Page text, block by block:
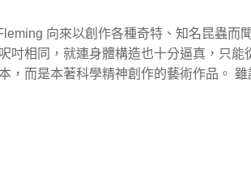
向來以創作各種奇特、知名昆蟲而
吋相同，就連身體構造也十分逼真，只能
，而是本著科學精神創作的藝術作品。 雖